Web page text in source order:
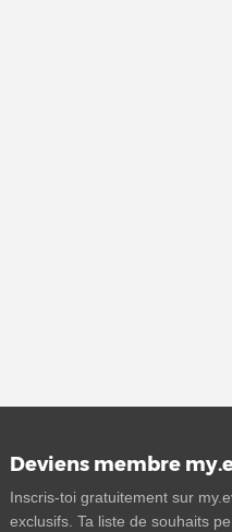
Deviens membre
Inscris-toi gratuitement sur
exclusifs. Ta liste de souhaits